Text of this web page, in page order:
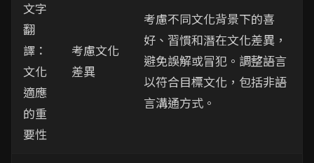
文字
翻
譯：
文化
適應
的重
要性
考慮文化
差異
考慮不同文化背景下的喜
好、習慣和潛在文化差異，
避免誤解或冒犯。調整語言
以符合目標文化，包括非語
言溝通方式。